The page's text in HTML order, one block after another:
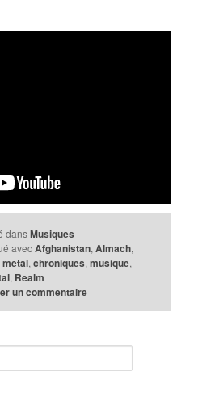
dans Musiques
avec Afghanistan, Almach,
, chroniques, musique,
, Realm
un commentaire